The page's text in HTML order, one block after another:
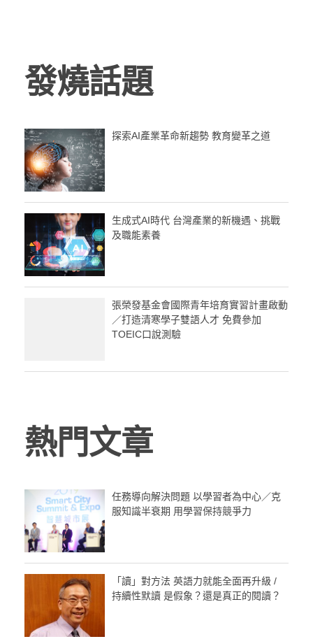
發燒話題
探索AI產業革命新趨勢 教育變革之道
生成式AI時代 台灣產業的新機遇、挑戰
及職能素養
張榮發基金會國際青年培育實習計畫啟動
／打造清寒學子雙語人才 免費參加
TOEIC口說測驗
熱門文章
任務導向解決問題 以學習者為中心／克
服知識半衰期 用學習保持競爭力
「讀」對方法 英語力就能全面再升級 /
持續性默讀 是假象？還是真正的閱讀？